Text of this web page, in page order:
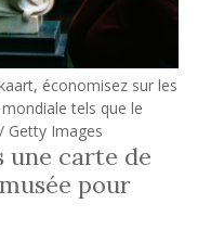
économisez sur les
tels que le
Getty Images
une carte de
pour